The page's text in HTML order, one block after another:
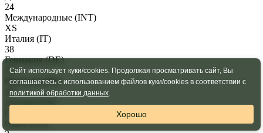
24
Международные (INT)
XS
Италия (IT)
38
Германия(DE)
32
Франция(FR)
34
США(US)
Сайт использует куки/cookies. Продолжая просматривать сайт, Вы
соглашаетесь с использованием файлов куки/cookies в соответствии с
политикой обработки данных.
Хорошо